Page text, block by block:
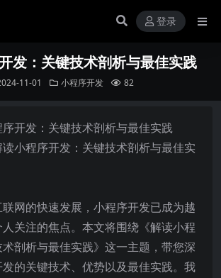
登录
发：关键技术剖析与最佳实践
11-01 小程序开发 82
小程序开发：关键技术剖析与最佳实
网的快速发展，小程序开发已成为越
关注的焦点。本文将围绕《解读小程
剖析与最佳实践》这一主题，带您深
的关键技术、优势以及最佳实践。我